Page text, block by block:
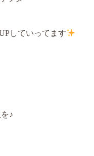
していってます
♪